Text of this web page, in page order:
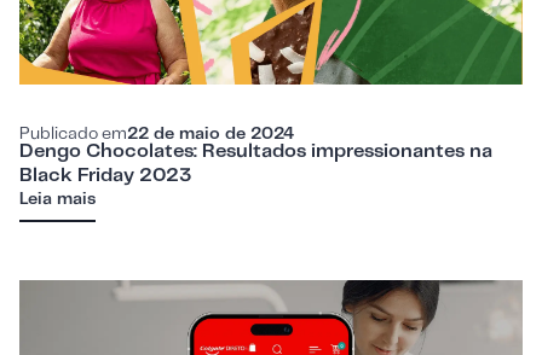
Publicado em22 de maio de 2024
Dengo Chocolates: Resultados impressionantes na
Black Friday 2023
Leia mais